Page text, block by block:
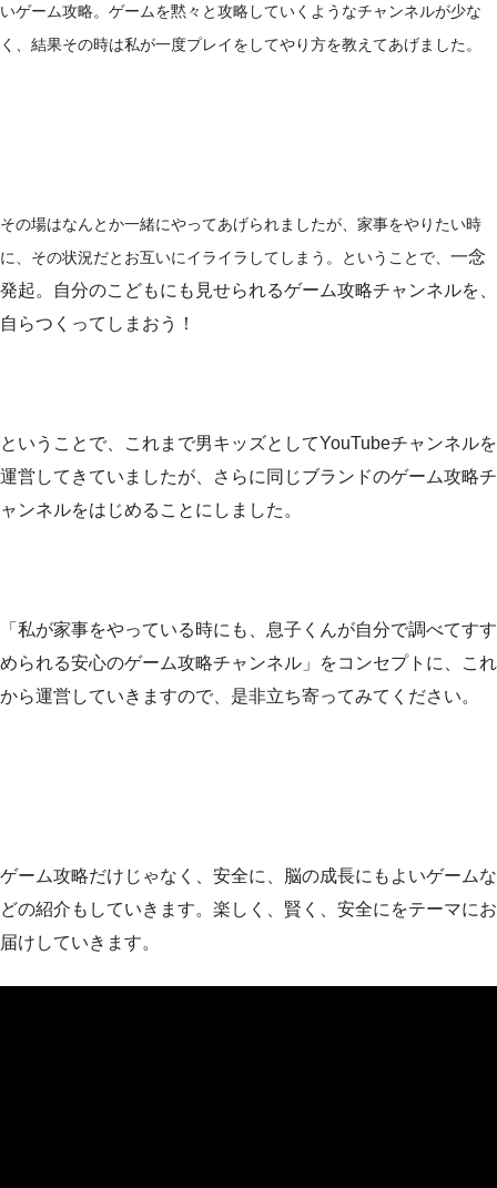
いゲーム攻略。ゲームを黙々と攻略していくようなチャンネルが少な
く、結果その時は私が一度プレイをしてやり方を教えてあげました。
その場はなんとか一緒にやってあげられましたが、家事をやりたい時
に、その状況だとお互いにイライラしてしまう。ということで、 一念
発起。自分のこどもにも見せられるゲーム攻略チャンネルを、
自らつくってしまおう！
ということで、これまで男キッズとしてYouTubeチャンネルを
運営してきていましたが、さらに同じブランドのゲーム攻略チ
ャンネルをはじめることにしました。
「私が家事をやっている時にも、息子くんが自分で調べてすす
められる安心のゲーム攻略チャンネル」をコンセプトに、これ
から運営していきますので、是非立ち寄ってみてください。
ゲーム攻略だけじゃなく、安全に、脳の成長にもよいゲームな
どの紹介もしていきます。楽しく、賢く、安全にをテーマにお
届けしていきます。